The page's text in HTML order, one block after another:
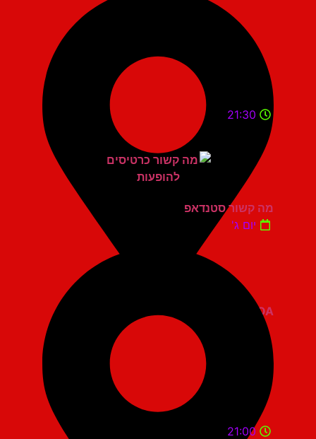
21:30
מה קשור סטנדאפ
יום ג'
21:00